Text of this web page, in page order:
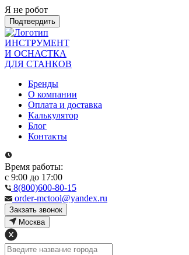
Я не робот
Подтвердить
ИНСТРУМЕНТ
И ОСНАСТКА
ДЛЯ СТАНКОВ
Бренды
О компании
Оплата и доставка
Калькулятор
Блог
Контакты
Время работы:
с 9:00 до 17:00
8(800)600-80-15
order-mctool@yandex.ru
Закзать звонок
Москва